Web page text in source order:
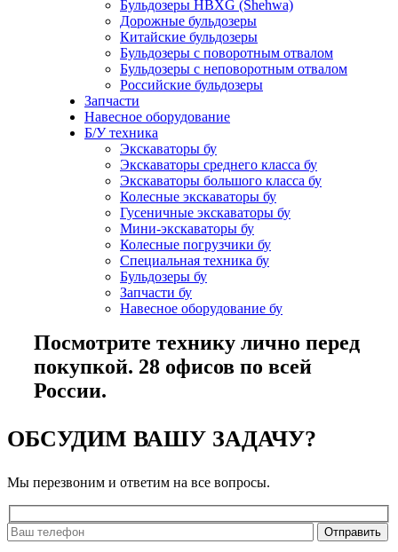
Бульдозеры HBXG (Shehwa)
Дорожные бульдозеры
Китайские бульдозеры
Бульдозеры с поворотным отвалом
Бульдозеры с неповоротным отвалом
Российские бульдозеры
Запчасти
Навесное оборудование
Б/У техника
Экскаваторы бу
Экскаваторы среднего класса бу
Экскаваторы большого класса бу
Колесные экскаваторы бу
Гусеничные экскаваторы бу
Мини-экскаваторы бу
Колесные погрузчики бу
Специальная техника бу
Бульдозеры бу
Запчасти бу
Навесное оборудование бу
Посмотрите технику лично перед
покупкой. 28 офисов по всей
России.
ОБСУДИМ ВАШУ ЗАДАЧУ?
Мы перезвоним и ответим на все вопросы.